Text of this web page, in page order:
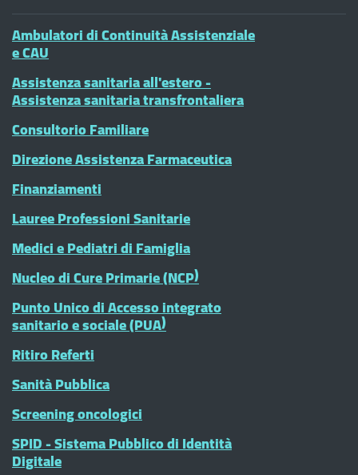
Ambulatori di Continuità Assistenziale
e CAU
Assistenza sanitaria all'estero -
Assistenza sanitaria transfrontaliera
Consultorio Familiare
Direzione Assistenza Farmaceutica
Finanziamenti
Lauree Professioni Sanitarie
Medici e Pediatri di Famiglia
Nucleo di Cure Primarie (NCP)
Punto Unico di Accesso integrato
sanitario e sociale (PUA)
Ritiro Referti
Sanità Pubblica
Screening oncologici
SPID - Sistema Pubblico di Identità
Digitale